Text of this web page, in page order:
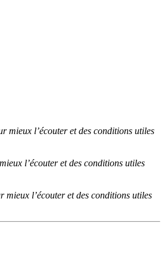
mieux l’écouter et des conditions utiles
l’écouter et des conditions utiles
mieux l’écouter et des conditions utiles